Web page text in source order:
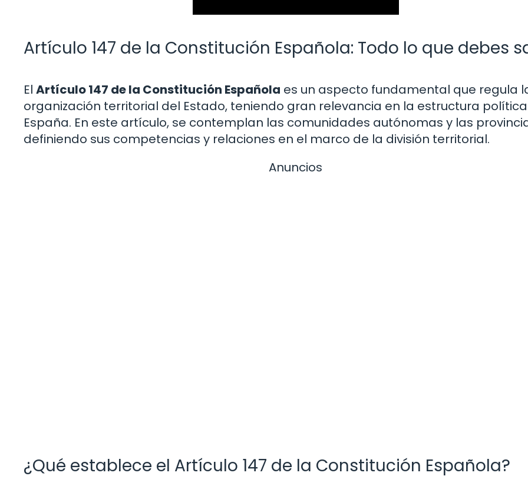
Artículo 147 de la Constitución Española: Todo lo que debes
El Artículo 147 de la Constitución Española es un aspecto fundamental que regula
organización territorial del Estado, teniendo gran relevancia en la estructura
España. En este artículo, se contemplan las comunidades autónomas y las
definiendo sus competencias y relaciones en el marco de la división territorial.
Anuncios
¿Qué establece el Artículo 147 de la Constitución Española?